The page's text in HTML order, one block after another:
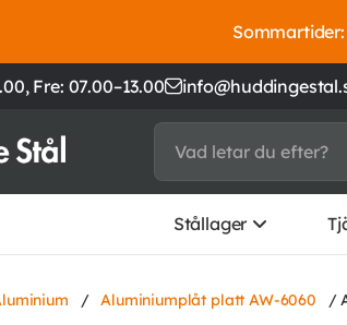
Fre: 07.00–13.00
Stållager
/ Aluminiumplåt platt AW-6060 /